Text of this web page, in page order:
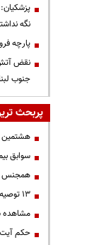
پزشکیان:
نگه
پارچه
نقض
جنوب
پربحث
هشتمین
سوابق
همجنس
13 توصیه آسان برای رفع بوی بد دهان
مشاهده
حكم